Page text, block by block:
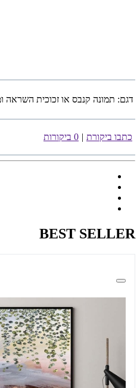
דגם: תמונה קנבס או זכוכית השראה
כתבו ביקורת | 0 ביקורות
BEST SELLER